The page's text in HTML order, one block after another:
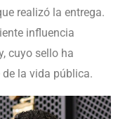
realizó la entrega.
influencia
cuyo sello ha
la vida pública.